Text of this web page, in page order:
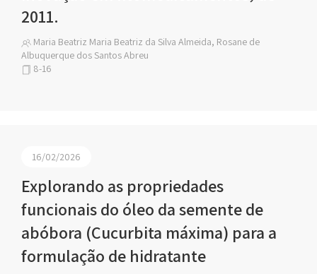
2011.
Maria Beatriz Maria Beatriz da Silva Almeida, Rosane de
Albuquerque dos Santos Abreu
8-16
16/02/2026
Explorando as propriedades
funcionais do óleo da semente de
abóbora (Cucurbita máxima) para a
formulação de hidratante